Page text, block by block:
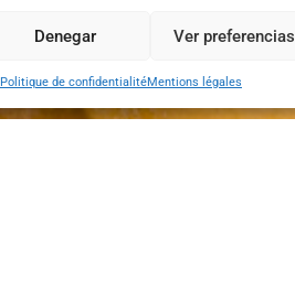
Denegar Ver preferencias
Politique de confidentialitéMentions légales